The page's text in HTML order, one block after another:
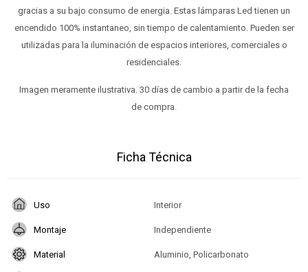
gracias a su bajo consumo de energia. Estas lámparas Led tienen un
encendido 100% instantaneo, sin tiempo de calentamiento. Pueden ser
utilizadas para la iluminación de espacios interiores, comerciales o
residenciales.
Imagen meramente ilustrativa. 30 días de cambio a partir de la fecha
de compra.
Ficha Técnica
Uso Interior
Montaje Independiente
Material Aluminio, Policarbonato